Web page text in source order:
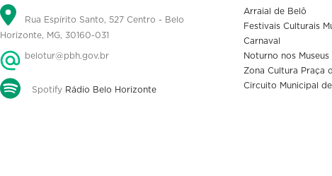
Rua Espírito Santo, 527 Centro - Belo
Horizonte, MG, 30160-031
belotur@pbh.gov.br
Spotify Rádio Belo Horizonte
Arraial de Belô
Festivais Culturais
Carnaval
Noturno nos Museus
Zona Cultura Praça
Circuito Municipal